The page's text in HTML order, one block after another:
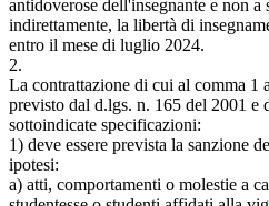
antidoverose dell'insegnante e non a
indirettamente, la libertà di
entro il mese di luglio 2024.
2.
La contrattazione di cui al comma 1
previsto dal d.lgs. n. 165 del 2001 e
sottoindicate specificazioni:
1) deve essere prevista la sanzione
ipotesi:
a) atti, comportamenti o molestie a